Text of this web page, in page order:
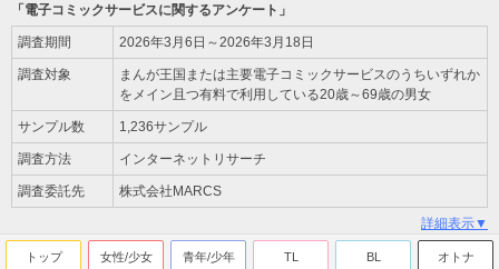
「電子コミックサービスに関するアンケート」
調査期間 2026年3月6日～2026年3月18日
調査対象
まんが王国または主要電子コミックサービスのうちいずれか
をメイン且つ有料で利用している20歳～69歳の男女
サンプル数 1,236サンプル
調査方法 インターネットリサーチ
調査委託先 株式会社MARCS
詳細表示▼
トップ 女性/少女 青年/少年 TL BL オトナ